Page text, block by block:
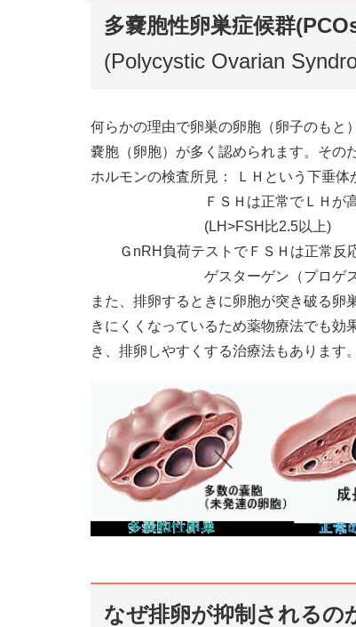
多嚢胞性卵巣症候群
(Polycystic Ovarian
何らかの理由で卵巣の卵胞（卵子のもと
嚢胞（卵胞）が多く認められます。その
ホルモンの検査所見： ＬＨという下垂体
ＦＳＨは正常でＬＨが高くなる
(LH>FSH比2.5以上)
ＧnRH負荷テストでＦＳＨは正常反応
ゲスターゲン（プロゲステロン
また、排卵するときに卵胞が突き破る卵
きにくくなっているため薬物療法でも効
き、排卵しやすくする治療法もあります。
なぜ排卵が抑制される